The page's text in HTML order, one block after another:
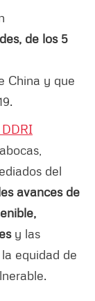
de los 5
China y que
DDRI
del
avances de
y las
equidad de